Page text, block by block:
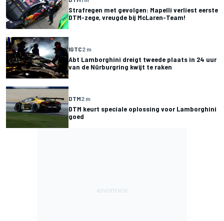
Strafregen met gevolgen: Mapelli verliest eerste
DTM-zege, vreugde bij McLaren-Team!
IGTC2 m
Abt Lamborghini dreigt tweede plaats in 24 uur
van de Nürburgring kwijt te raken
DTM2 m
DTM keurt speciale oplossing voor Lamborghini
goed